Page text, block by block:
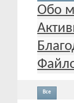
Обо
Все